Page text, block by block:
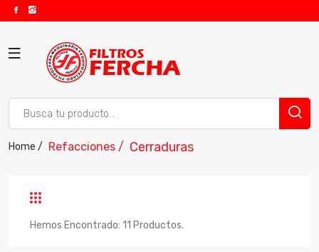
Home / Refacciones / Cerraduras
Hemos Encontrado: 11 Productos.